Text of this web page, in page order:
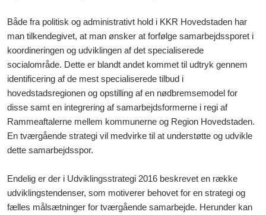
Både fra politisk og administrativt hold i KKR Hovedstaden har
man tilkendegivet, at man ønsker at forfølge samarbejdssporet i
koordineringen og udviklingen af det specialiserede
socialområde. Dette er blandt andet kommet til udtryk gennem
identificering af de mest specialiserede tilbud i
hovedstadsregionen og opstilling af en nødbremsemodel for
disse samt en integrering af samarbejdsformerne i regi af
Rammeaftalerne mellem kommunerne og Region Hovedstaden.
En tværgående strategi vil medvirke til at understøtte og udvikle
dette samarbejdsspor.
Endelig er der i Udviklingsstrategi 2016 beskrevet en række
udviklingstendenser, som motiverer behovet for en strategi og
fælles målsætninger for tværgående samarbejde. Herunder kan